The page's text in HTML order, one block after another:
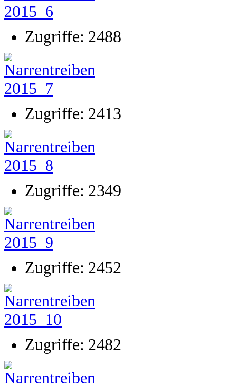
Zugriffe: 2488
Zugriffe: 2413
Zugriffe: 2349
Zugriffe: 2452
Zugriffe: 2482